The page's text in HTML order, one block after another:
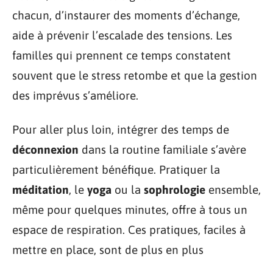
chacun, d’instaurer des moments d’échange,
aide à prévenir l’escalade des tensions. Les
familles qui prennent ce temps constatent
souvent que le stress retombe et que la gestion
des imprévus s’améliore.
Pour aller plus loin, intégrer des temps de
déconnexion dans la routine familiale s’avère
particulièrement bénéfique. Pratiquer la
méditation, le yoga ou la sophrologie ensemble,
même pour quelques minutes, offre à tous un
espace de respiration. Ces pratiques, faciles à
mettre en place, sont de plus en plus